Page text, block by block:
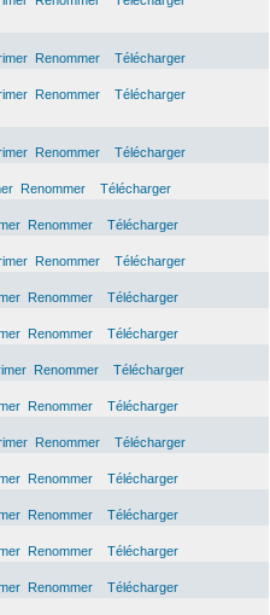
Renommer
Télécharger
Renommer
Télécharger
Renommer
Télécharger
Renommer
Télécharger
Renommer
Télécharger
Renommer
Télécharger
Renommer
Télécharger
Renommer
Télécharger
Renommer
Télécharger
Renommer
Télécharger
Renommer
Télécharger
Renommer
Télécharger
Renommer
Télécharger
Renommer
Télécharger
Renommer
Télécharger